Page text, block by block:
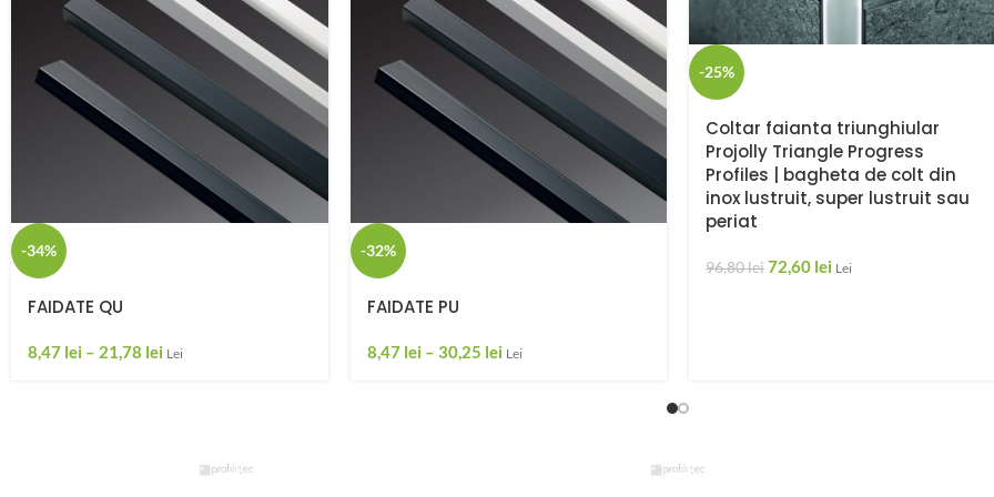
-34%
FAIDATE QU
8,47 lei – 21,78 lei Lei
-32%
FAIDATE PU
8,47 lei – 30,25 lei Lei
-25%
Coltar faianta triunghiular
Projolly Triangle Progress
Profiles | bagheta de colt din
inox lustruit, super lustruit sau
periat
96,80lei72,60 lei Lei